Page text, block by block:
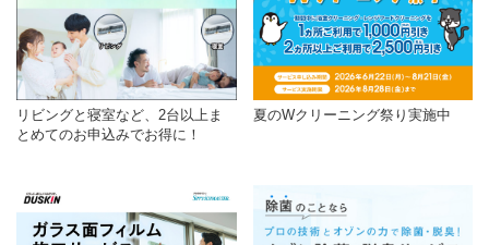
リビングと寝室など、2台以上ま
とめてのお申込みでお得に！
夏のWクリーニング祭り実施中